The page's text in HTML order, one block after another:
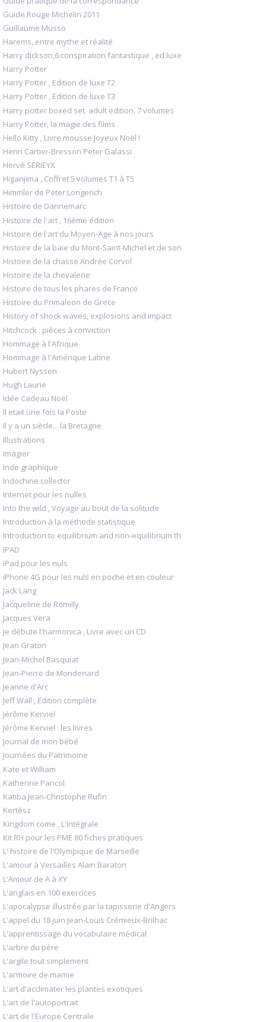
Guide Rouge Michelin 2011
Guillaume Musso
Harems, entre mythe et réalité
Harry dickson,6:conspiration fantastique , ed.luxe
Harry Potter
Harry Potter , Edition de luxe T2
Harry Potter , Edition de luxe T3
Harry potter boxed set. adult edition. 7 volumes
Harry Potter, la magie des films
Hello Kitty , Livre mousse Joyeux Noël !
Henri Cartier-Bresson Peter Galassi
Hervé SERIEYX
Higanjima , Coffret 5 volumes T1 à T5
Himmler de Peter Longerich
Histoire de Dannemarc
Histoire de l'art , 16ème édition
Histoire de l'art du Moyen-Age à nos jours
Histoire de la baie du Mont-Saint-Michel et de son
Histoire de la chasse Andrée Corvol
Histoire de la chevalerie
Histoire de tous les phares de France
Histoire du Primaleon de Grece
History of shock waves, explosions and impact
Hitchcock : pièces à conviction
Hommage à l'Afrique
Hommage à l'Amérique Latine
Hubert Nyssen
Hugh Laurie
Idée Cadeau Noël
Il etait une fois la Poste
Il y a un siècle... la Bretagne
Illustrations
Imagier
Inde graphique
Indochine collector
Internet pour les nulles
Into the wild , Voyage au bout de la solitude
Introduction à la méthode statistique
Introduction to equilibrium and non-equilibrium th
IPAD
iPad pour les nuls
iPhone 4G pour les nuls en poche et en couleur
Jack Lang
Jacqueline de Romilly
Jacques Vera
Je débute l'harmonica , Livre avec un CD
Jean Graton
Jean-Michel Basquiat
Jean-Pierre de Mondenard
Jeanne d'Arc
Jeff Wall , Edition complète
Jérôme Kerviel
Jérôme Kerviel : les livres
Journal de mon bébé
Journées du Patrimoine
Kate et William
Katherine Pancol
Katiba Jean-Christophe Rufin
Kertész
Kingdom come , L'intégrale
Kit RH pour les PME 80 fiches pratiques
L' histoire de l'Olympique de Marseille
L'amour à Versailles Alain Baraton
L'Amour de A à XY
L'anglais en 100 exercices
L'apocalypse illustrée par la tapisserie d'Angers
L'appel du 18 juin Jean-Louis Crémieux-Brilhac
L'apprentissage du vocabulaire médical
L'arbre du père
L'argile tout simplement
L'armoire de mamie
L'art d'acclimater les plantes exotiques
L'art de l'autoportrait
L'art de l'Europe Centrale